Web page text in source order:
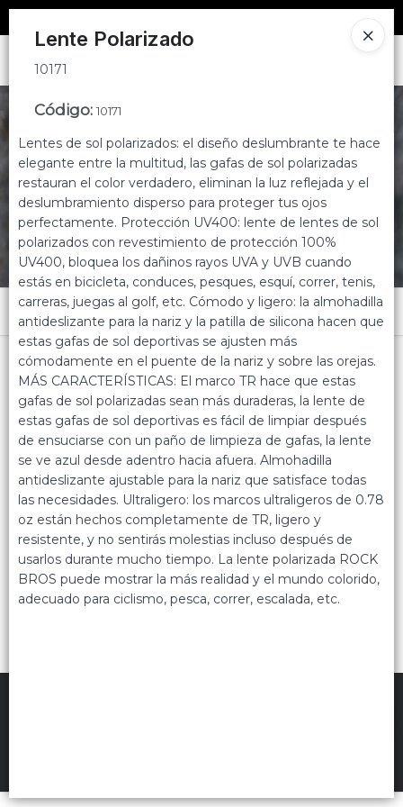
10171
Lente Polarizado
10171
Código: 10171
Lentes de sol polarizados: el diseño deslumbrante te hace
elegante entre la multitud, las gafas de sol polarizadas
restauran el color verdadero, eliminan la luz reflejada y el
deslumbramiento disperso para proteger tus ojos
perfectamente. Protección UV400: lente de lentes de sol
polarizados con revestimiento de protección 100%
UV400, bloquea los dañinos rayos UVA y UVB cuando
estás en bicicleta, conduces, pesques, esquí, correr, tenis,
carreras, juegas al golf, etc. Cómodo y ligero: la almohadilla
antideslizante para la nariz y la patilla de silicona hacen que
estas gafas de sol deportivas se ajusten más
cómodamente en el puente de la nariz y sobre las orejas.
MÁS CARACTERÍSTICAS: El marco TR hace que estas
gafas de sol polarizadas sean más duraderas, la lente de
estas gafas de sol deportivas es fácil de limpiar después
de ensuciarse con un paño de limpieza de gafas, la lente
se ve azul desde adentro hacia afuera. Almohadilla
antideslizante ajustable para la nariz que satisface todas
las necesidades. Ultraligero: los marcos ultraligeros de 0.78
oz están hechos completamente de TR, ligero y
resistente, y no sentirás molestias incluso después de
usarlos durante mucho tiempo. La lente polarizada ROCK
BROS puede mostrar la más realidad y el mundo colorido,
adecuado para ciclismo, pesca, correr, escalada, etc.
CÓMO COMPRAR
CONTACTO
Menú
10171
Lista vacía